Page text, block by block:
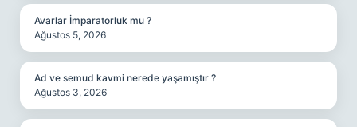
Avarlar İmparatorluk mu ?
Ağustos 5, 2026
Ad ve semud kavmi nerede yaşamıştır ?
Ağustos 3, 2026